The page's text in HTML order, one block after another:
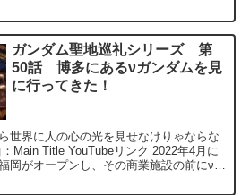
ガンダム聖地巡礼シリーズ 第
50話 博多にあるνガンダムを見
に行ってきた！
世界に人の心の光を見せなけりゃならな
岡がオープンし、その商業施設の前にνガ